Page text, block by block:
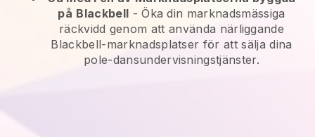
på Blackbell -Öka din marknadsmässiga
räckvidd genom att använda närliggande
Blackbell-marknadsplatser för att sälja dina
pole-dansundervisningstjänster.